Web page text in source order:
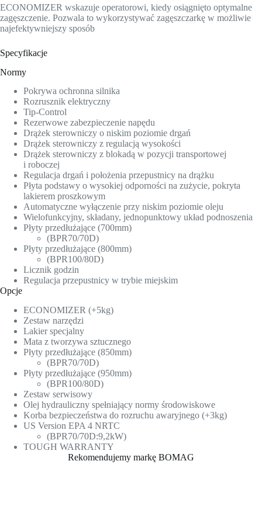
ECONOMIZER wskazuje operatorowi, kiedy osiągnięto optymalne
zagęszczenie. Pozwala to wykorzystywać zagęszczarkę w możliwie
najefektywniejszy sposób
Specyfikacje
Normy
Pokrywa ochronna silnika
Rozrusznik elektryczny
Tip-Control
Rezerwowe zabezpieczenie napędu
Drążek sterowniczy o niskim poziomie drgań
Drążek sterowniczy z regulacją wysokości
Drążek sterowniczy z blokadą w pozycji transportowej
i roboczej
Regulacja drgań i położenia przepustnicy na drążku
Płyta podstawy o wysokiej odporności na zużycie, pokryta
lakierem proszkowym
Automatyczne wyłączenie przy niskim poziomie oleju
Wielofunkcyjny, składany, jednopunktowy układ podnoszenia
Płyty przedłużające (700mm)
(BPR70/70D)
Płyty przedłużające (800mm)
(BPR100/80D)
Licznik godzin
Regulacja przepustnicy w trybie miejskim
Opcje
ECONOMIZER (+5kg)
Zestaw narzędzi
Lakier specjalny
Mata z tworzywa sztucznego
Płyty przedłużające (850mm)
(BPR70/70D)
Płyty przedłużające (950mm)
(BPR100/80D)
Zestaw serwisowy
Olej hydrauliczny spełniający normy środowiskowe
Korba bezpieczeństwa do rozruchu awaryjnego (+3kg)
US Version EPA 4 NRTC
(BPR70/70D:9,2kW)
TOUGH WARRANTY
Rekomendujemy markę BOMAG